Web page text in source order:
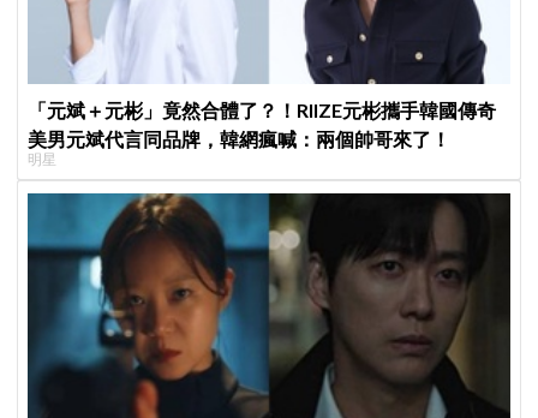
「元斌＋元彬」竟然合體了？！RIIZE元彬攜手韓國傳奇
美男元斌代言同品牌，韓網瘋喊：兩個帥哥來了！
明星